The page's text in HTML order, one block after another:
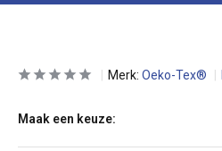
Merk: Oeko-Tex®
Maak een keuze: